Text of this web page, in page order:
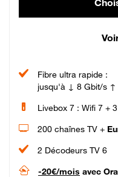
Fibre ultra rapide :
jusqu'à ↓ 8 Gbit/s ↑
Livebox 7 : Wifi 7 +
200 chaînes TV +
2 Décodeurs TV 6
-20€/mois avec